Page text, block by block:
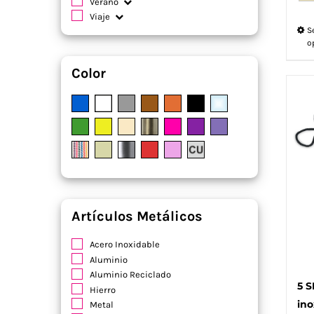
5
Viaje
Color
Artículos Metálicos
Acero Inoxidable
Aluminio
Aluminio Reciclado
Hierro
Metal